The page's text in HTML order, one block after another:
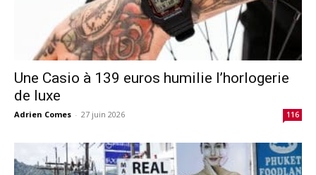
Une Casio à 139 euros humilie l’horlogerie
de luxe
Adrien Comes - 27 juin 2026 116